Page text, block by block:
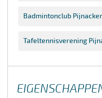
Badmintonclub Pijnacker
Tafeltennisverening